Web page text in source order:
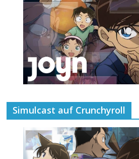
Simulcast auf Crunchyroll